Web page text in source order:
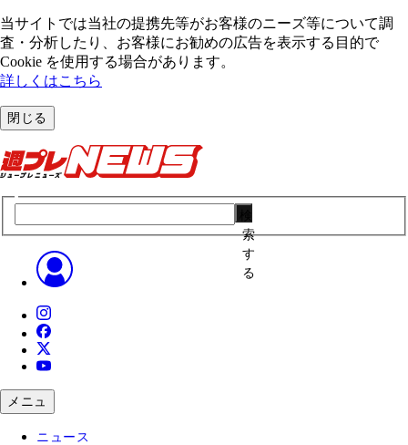
当サイトでは当社の提携先等がお客様のニーズ等について調
査・分析したり、お客様にお勧めの広告を表⽰する⽬的で
Cookie を使⽤する場合があります。
詳しくはこちら
閉じる
索
す
る
メニュ
ニュース